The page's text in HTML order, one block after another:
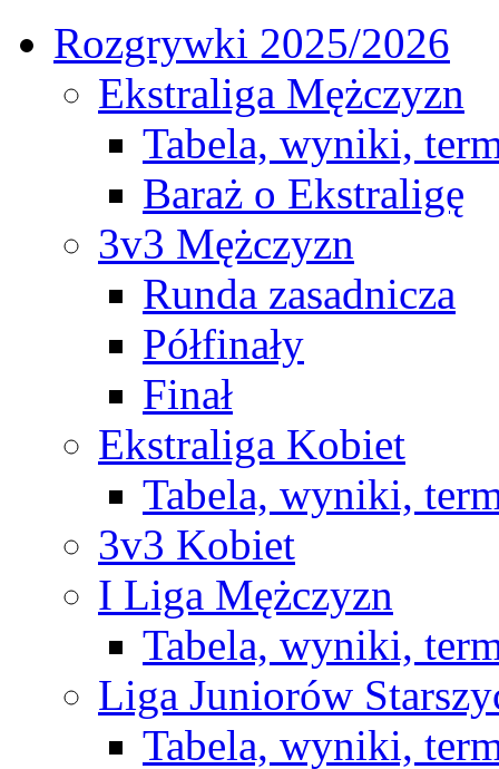
Rozgrywki 2025/2026
Ekstraliga Mężczyzn
Tabela, wyniki,
Baraż o Ekstraligę
3v3 Mężczyzn
Runda zasadnicza
Półfinały
Finał
Ekstraliga Kobiet
Tabela, wyniki,
3v3 Kobiet
I Liga Mężczyzn
Tabela, wyniki,
Liga Juniorów
Tabela, wyniki,